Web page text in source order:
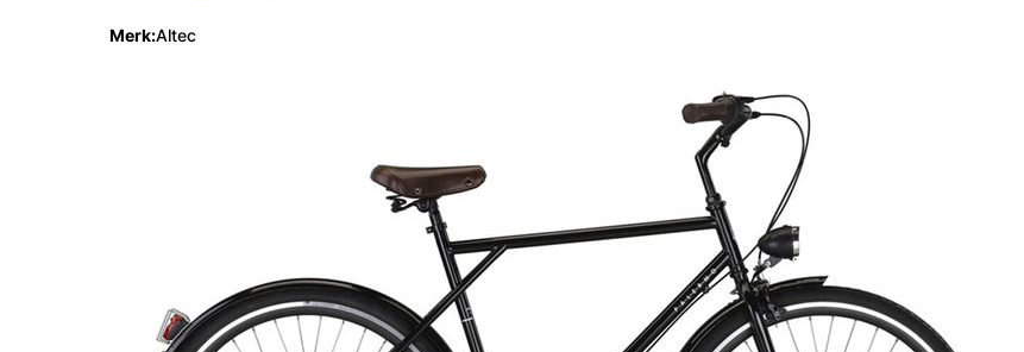
Merk:Altec